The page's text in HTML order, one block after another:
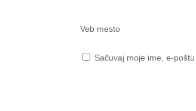
Veb mesto
Sačuvaj moje ime, e-